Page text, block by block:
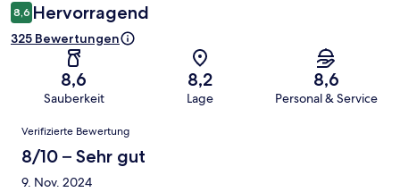
8,6 Hervorragend
325 Bewertungen
8,6
Sauberkeit
8,2
Lage
8,6
Personal & Service
Bewertungen
Verifizierte Bewertung
8/10 – Sehr gut
9. Nov. 2024